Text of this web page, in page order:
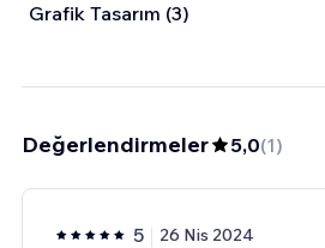
Grafik Tasarım (3)
Değerlendirmeler 5,0(1)
5 26 Nis 2024